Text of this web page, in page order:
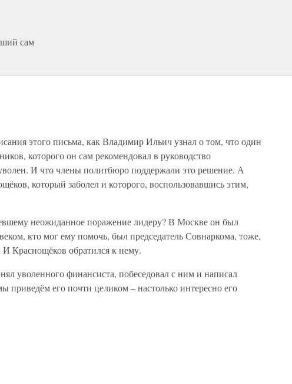
сам
этого письма, как Владимир Ильич узнал о том, что один
которого он сам рекомендовал в руководство
И что члены политбюро поддержали это решение. А
который заболел и которого, воспользовавшись этим,
неожиданное поражение лидеру? В Москве он был
кто мог ему помочь, был председатель Совнаркома, тоже,
Краснощёков обратился к нему.
уволенного финансиста, побеседовал с ним и написал
его почти целиком – настолько интересно его